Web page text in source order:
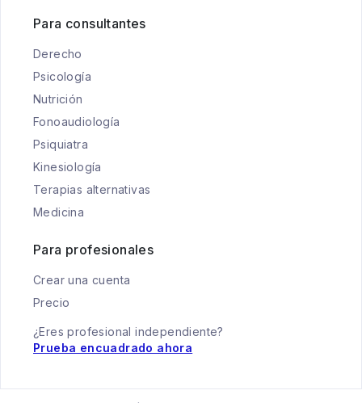
Para consultantes
Derecho
Psicología
Nutrición
Fonoaudiología
Psiquiatra
Kinesiología
Terapias alternativas
Medicina
Para profesionales
Crear una cuenta
Precio
¿Eres profesional independiente?
Prueba encuadrado ahora